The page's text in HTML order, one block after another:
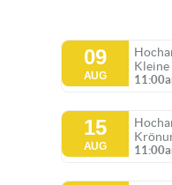
09
AUG
Kleine
15
AUG